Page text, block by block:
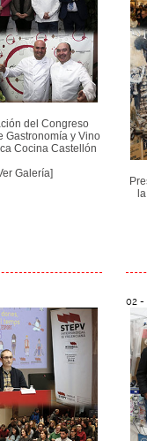
del Congreso
Gastronomía y Vino
Cocina Castellón
Galería]
02 -